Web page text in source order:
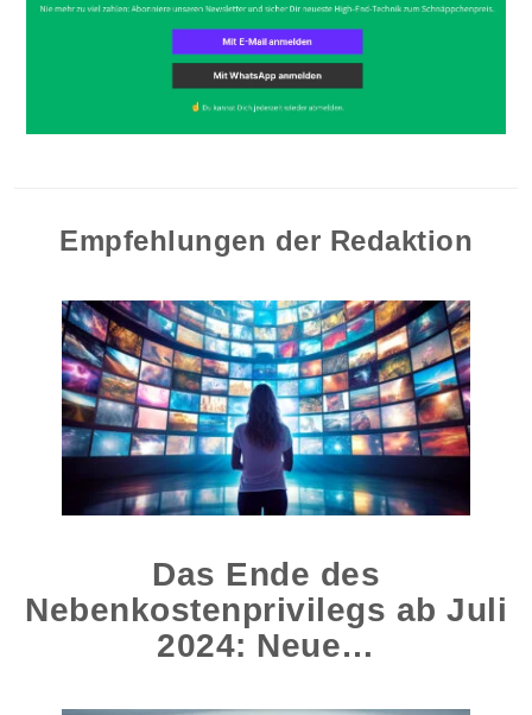
Empfehlungen der Redaktion
Das Ende des
Nebenkostenprivilegs ab Juli
2024: Neue…